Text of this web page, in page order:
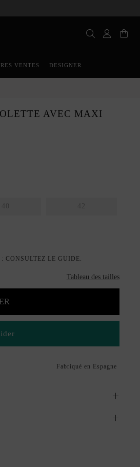
VENTES DESIGNER
AVEC MAXI
CONSULTEZ LE GUIDE.
Tableau des tailles
Fabriqué en Espagne